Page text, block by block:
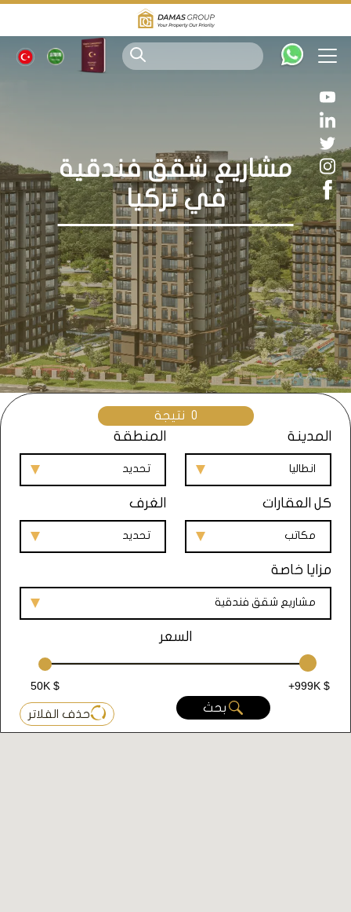
مشاريع شقق فندقية
في تركيا
0 نتيجة
المدينة
انطاليا
المنطقة
تحديد
كل العقارات
مكاتب
الغرف
تحديد
مزايا خاصة
مشاريع شقق فندقية
السعر
50K $
+999K $
بحث
حذف الفلاتر